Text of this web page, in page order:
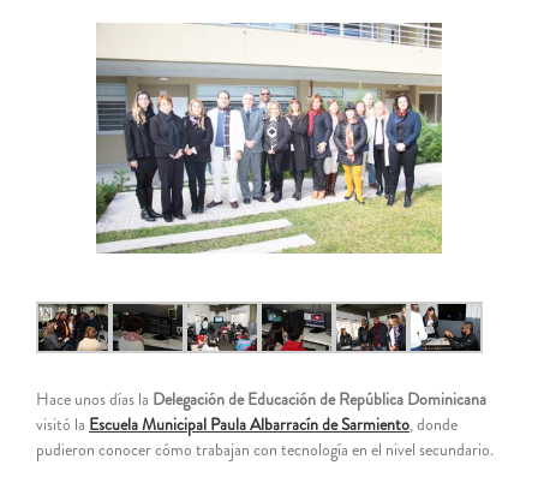
Hace unos días la Delegación de Educación de República Dominicana
visitó la Escuela Municipal Paula Albarracín de Sarmiento, donde
pudieron conocer cómo trabajan con tecnología en el nivel secundario.